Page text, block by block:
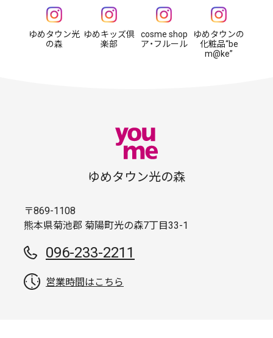
ゆめタウン光
の森
ゆめキッズ倶
楽部
cosme shop
ア・フルール
ゆめタウンの
化粧品“be
m@ke”
ゆめタウン光の森
〒869-1108
熊本県菊池郡 菊陽町光の森7丁目33-1
096-233-2211
営業時間はこちら